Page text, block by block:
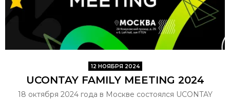
12 НОЯБРЯ 2024
UCONTAY FAMILY MEETING 2024
18 октября 2024 года в Москве состоялся UCONTAY